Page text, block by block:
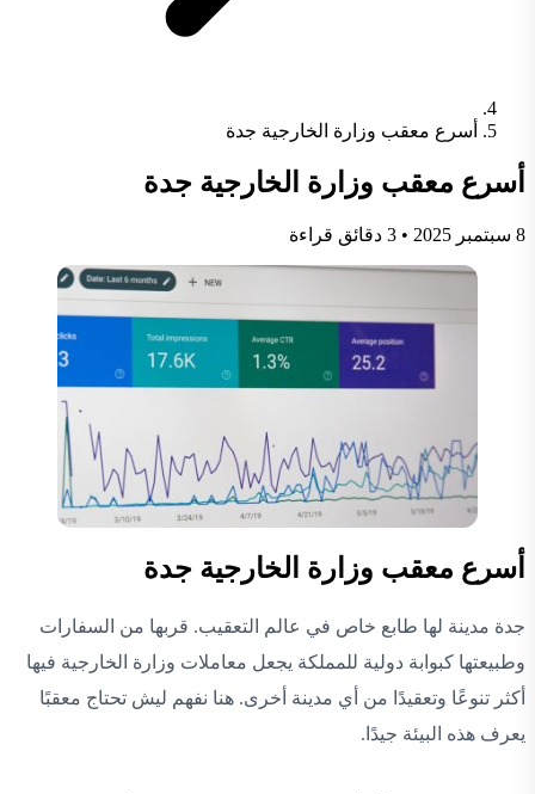
أسرع معقب وزارة الخارجية جدة
أسرع معقب وزارة الخارجية جدة
8 سبتمبر 2025 • 3 دقائق قراءة
أسرع معقب وزارة الخارجية جدة
جدة مدينة لها طابع خاص في عالم التعقيب. قربها من السفارات
وطبيعتها كبوابة دولية للمملكة يجعل معاملات وزارة الخارجية فيها
أكثر تنوعًا وتعقيدًا من أي مدينة أخرى. هنا نفهم ليش تحتاج معقبًا
يعرف هذه البيئة جيدًا.